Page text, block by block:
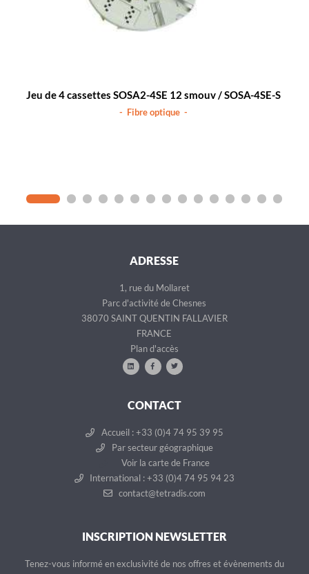
Jeu de 4 cassettes SOSA2-4SE 12 smouv / SOSA-4SE-S
- Fibre optique -
ADRESSE
1, rue du Mollaret
Parc d'activité de Chesnes
38070 SAINT QUENTIN FALLAVIER
FRANCE
Plan d'accès
CONTACT
Accueil : +33 (0)4 74 95 39 95
Par secteur géographique
Voir la carte de France
International : +33 (0)4 74 95 94 23
contact@tetradis.com
INSCRIPTION NEWSLETTER
Tenez-vous informé en exclusivité de nos offres et évènements du